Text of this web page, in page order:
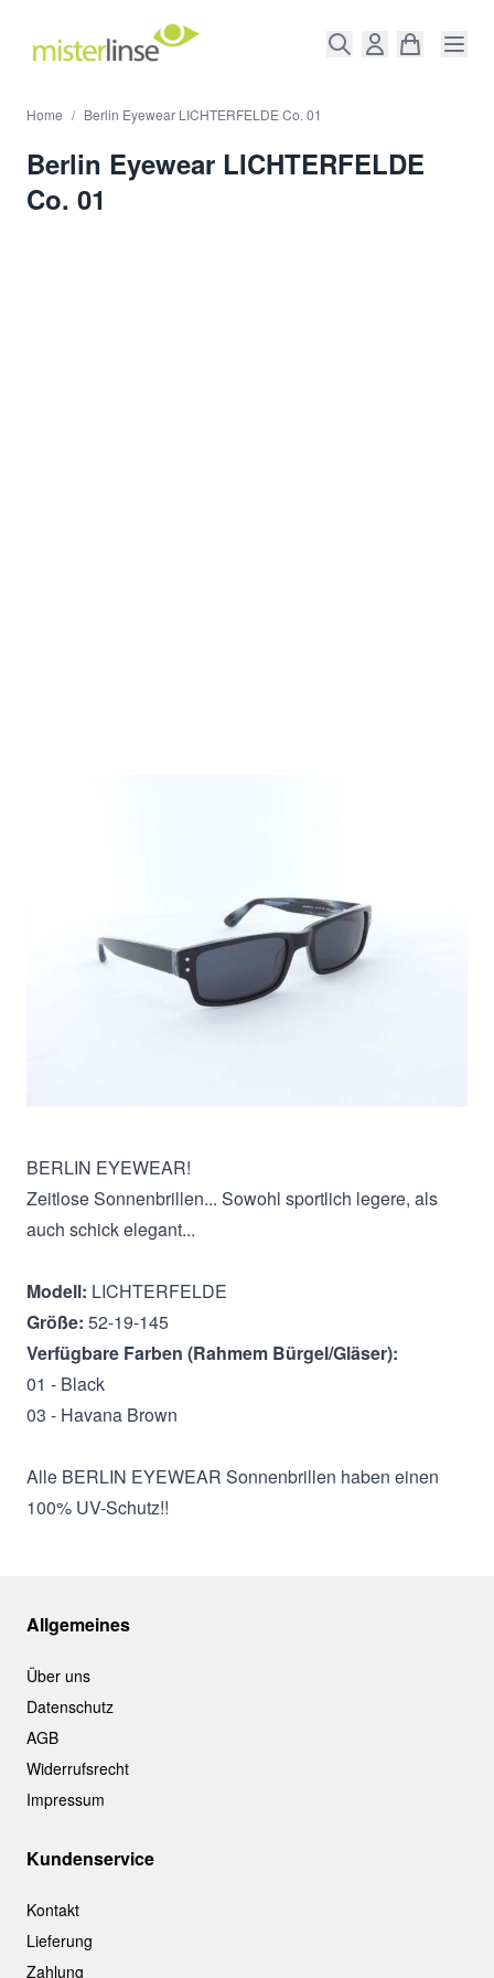
Home / Berlin Eyewear LICHTERFELDE Co. 01
Berlin Eyewear LICHTERFELDE
Co. 01
In den Warenkorb
BERLIN EYEWEAR!
Zeitlose Sonnenbrillen... Sowohl sportlich legere, als
auch schick elegant...
Modell: LICHTERFELDE
Größe: 52-19-145
Verfügbare Farben (Rahmem Bürgel/Gläser):
01 - Black
03 - Havana Brown
Alle BERLIN EYEWEAR Sonnenbrillen haben einen
100% UV-Schutz!!
Allgemeines
Über uns
Datenschutz
AGB
Widerrufsrecht
Impressum
Kundenservice
Kontakt
Lieferung
Zahlung